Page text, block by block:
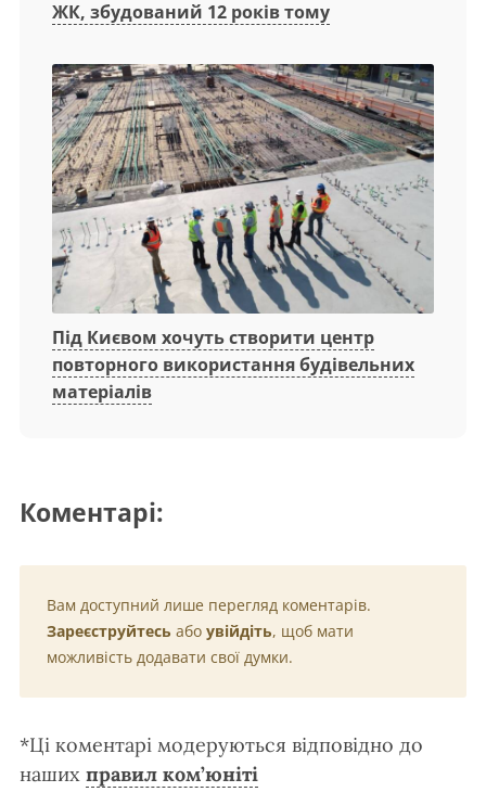
ЖК, збудований 12 років тому
Під Києвом хочуть створити центр
повторного використання будівельних
матеріалів
Коментарі:
Вам доступний лише перегляд коментарів.
Зареєструйтесь або увійдіть, щоб мати
можливість додавати свої думки.
*Ці коментарі модеруються відповідно до
наших правил ком’юніті